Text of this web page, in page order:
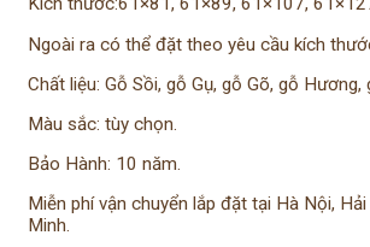
Ngoài ra có thể đặt theo yêu cầu kích
Chất liệu: Gỗ Sồi, gỗ Gụ, gỗ Gõ, gỗ Hương,
Màu sắc: tùy chọn.
Bảo Hành: 10 năm.
Miễn phí vận chuyển lắp đặt tại Hà Nội,
Minh.